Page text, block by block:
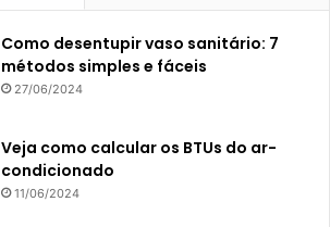
Como desentupir vaso sanitário: 7
métodos simples e fáceis
27/06/2024
Veja como calcular os BTUs do ar-
condicionado
11/06/2024